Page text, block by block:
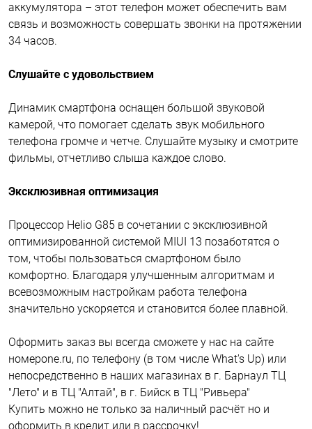
аккумулятора – этот телефон может обеспечить вам
связь и возможность совершать звонки на протяжении
34 часов.
Слушайте с удовольствием
Динамик смартфона оснащен большой звуковой
камерой, что помогает сделать звук мобильного
телефона громче и четче. Слушайте музыку и смотрите
фильмы, отчетливо слыша каждое слово.
Эксклюзивная оптимизация
Процессор Helio G85 в сочетании с эксклюзивной
оптимизированной системой MIUI 13 позаботятся о
том, чтобы пользоваться смартфоном было
комфортно. Благодаря улучшенным алгоритмам и
всевозможным настройкам работа телефона
значительно ускоряется и становится более плавной.
Оформить заказ вы всегда сможете у нас на сайте
номерone.ru, по телефону (в том числе What's Up) или
непосредственно в наших магазинах в г. Барнаул ТЦ
"Лето" и в ТЦ "Алтай", в г. Бийск в ТЦ "Ривьера"
Купить можно не только за наличный расчёт но и
оформить в кредит или в рассрочку!